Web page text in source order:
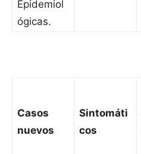
Epidemiol
ógicas.
Casos
nuevos
Sintomáti
cos